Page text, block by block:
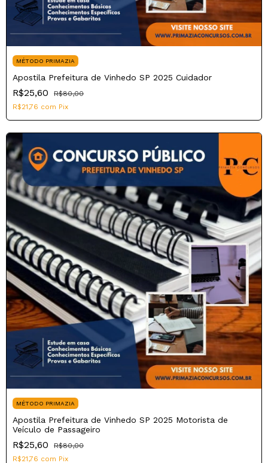
MÉTODO PRIMAZIA
Apostila Prefeitura de Vinhedo SP 2025 Cuidador
R$25,60
R$80,00
R$21,76 com Pix
MÉTODO PRIMAZIA
Apostila Prefeitura de Vinhedo SP 2025 Motorista de
Veículo de Passageiro
R$25,60
R$80,00
R$21,76 com Pix